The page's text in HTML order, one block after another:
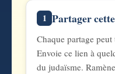
1 Partager
Chaque partage
Envoie ce lien à
du judaïsme.